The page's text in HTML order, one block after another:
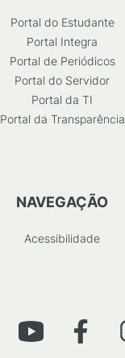
Portal do Estudante
Portal Integra
Portal de Periódicos
Portal do Servidor
Portal da TI
Portal da Transparência
NAVEGAÇÃO
Acessibilidade